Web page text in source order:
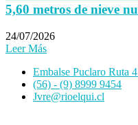
5,60 metros de nieve
24/07/2026
Leer Más
Embalse Puclaro Ruta
(56) - (9) 8999 9454
Jvre@rioelqui.cl